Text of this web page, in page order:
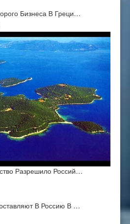
Бизнеса В Греци…
Разрешило Россий…
В Россию В …